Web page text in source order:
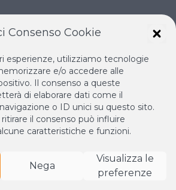
Istituto Buddista Italiano Soka Gakkai.
Consenso Cookie
esperienze, utilizziamo tecnologie
e/o accedere alle
Il consenso a queste
di elaborare dati come il
o ID unici su questo sito.
il consenso può influire
caratteristiche e funzioni.
Nega
Visualizza le
preferenze